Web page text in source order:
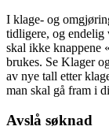
I klage- og
tidligere, og endelig
skal ikke knappene
brukes. Se Klager
av nye tall etter
man skal gå fram i
Avslå søknad